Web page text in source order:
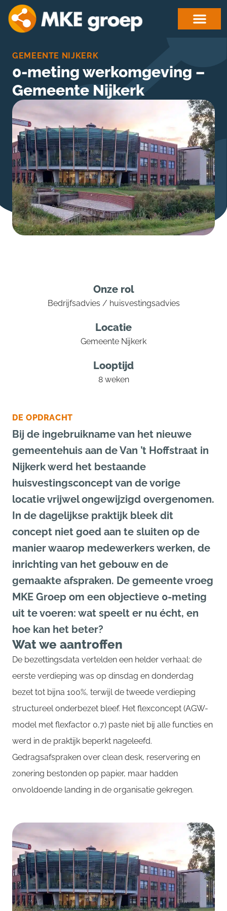
GEMEENTE NIJKERK
0-meting werkomgeving –
Gemeente Nijkerk
Onze rol
Bedrijfsadvies / huisvestingsadvies
Locatie
Gemeente Nijkerk
Looptijd
8 weken
DE OPDRACHT
Bij de ingebruikname van het nieuwe
gemeentehuis aan de Van ’t Hoffstraat in
Nijkerk werd het bestaande
huisvestingsconcept van de vorige
locatie vrijwel ongewijzigd overgenomen.
In de dagelijkse praktijk bleek dit
concept niet goed aan te sluiten op de
manier waarop medewerkers werken, de
inrichting van het gebouw en de
gemaakte afspraken. De gemeente vroeg
MKE Groep om een objectieve 0-meting
uit te voeren: wat speelt er nu écht, en
hoe kan het beter?
Wat we aantroffen
De bezettingsdata vertelden een helder verhaal: de
eerste verdieping was op dinsdag en donderdag
bezet tot bijna 100%, terwijl de tweede verdieping
structureel onderbezet bleef. Het flexconcept (AGW-
model met flexfactor 0,7) paste niet bij alle functies en
werd in de praktijk beperkt nageleefd.
Gedragsafspraken over clean desk, reservering en
zonering bestonden op papier, maar hadden
onvoldoende landing in de organisatie gekregen.